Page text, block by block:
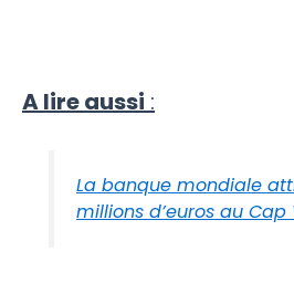
A lire aussi :
La banque mondiale
millions d’euros au Cap